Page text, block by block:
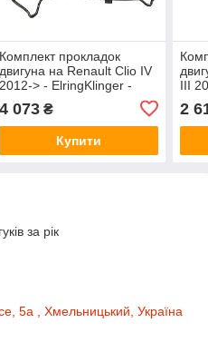
Комплект прокладок
двигуна на Renault Clio IV
2012-> - ElringKlinger -
4 073₴
Купити
III
2
за рік
5а , Хмельницький, Україна